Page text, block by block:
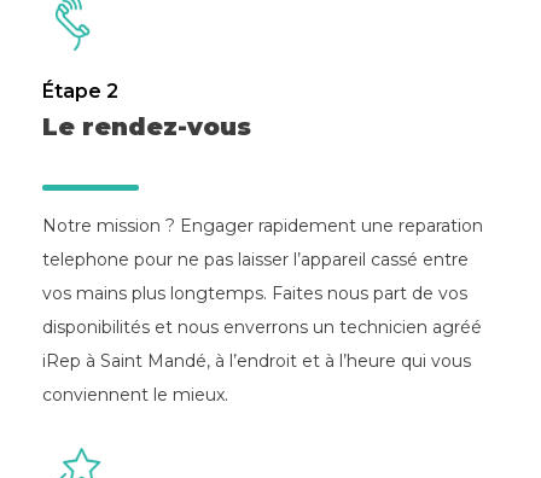
Étape 2
Le rendez-vous
Notre mission ? Engager rapidement une reparation
telephone pour ne pas laisser l’appareil cassé entre
vos mains plus longtemps. Faites nous part de vos
disponibilités et nous enverrons un technicien agréé
iRep à Saint Mandé, à l’endroit et à l’heure qui vous
conviennent le mieux.